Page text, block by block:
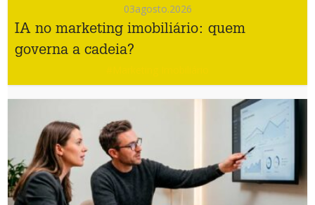
03agosto.2026
IA no marketing imobiliário: quem
governa a cadeia?